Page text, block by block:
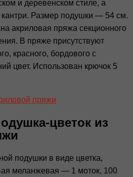
и деревенском стиле, а
кантри. Размер подушки — 54 см.
акриловая пряжа секционного
В пряже присутствуют
красного, бордового с
цвет. Использован крючок 5
цветок из
подушки в виде цветка,
меланжевая — 1 моток, 100